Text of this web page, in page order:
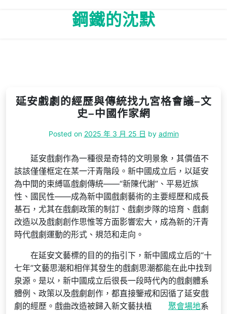
鋼鐵的沈默
延安戲劇的經歷與傳統找九宮格會議–文
史–中國作家網
Posted on 2025 年 3 月 25 日 by admin
延安戲劇作為一種很是奇特的文明景象，其價值不
該該僅僅框定在某一汗青階段。新中國成立后，以延安
為中間的束縛區戲劇傳統——“新陳代謝”、平易近族
性、國民性——成為新中國戲劇藝術的主要經歷和成長
基石，尤其在戲劇政策的制訂、戲劇步隊的培育、戲劇
改造以及戲劇創作思惟等方面影響宏大，成為新的汗青
時代戲劇運動的形式、規范和走向。
在延安文藝標的目的的指引下，新中國成立后的“十
七年”文藝思潮和相伴其發生的戲劇思潮都能在此中找到
泉源。是以，新中國成立后很長一段時代內的戲劇體系
體例、政策以及戲劇創作，都直接鑒戒和因循了延安戲
劇的經歷。戲曲改造被歸入新文藝扶植
聚會場地系